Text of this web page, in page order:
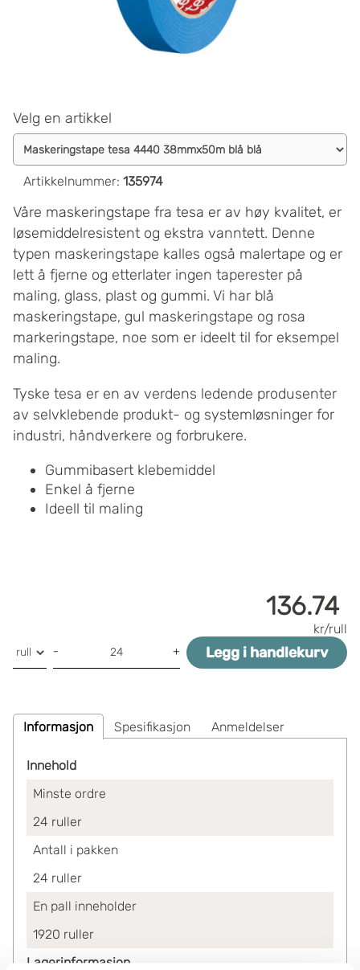
Velg en artikkel
Artikkelnummer: 135974
Våre maskeringstape fra tesa er av høy kvalitet, er
løsemiddelresistent og ekstra vanntett. Denne
typen maskeringstape kalles også malertape og er
lett å fjerne og etterlater ingen taperester på
maling, glass, plast og gummi. Vi har blå
maskeringstape, gul maskeringstape og rosa
markeringstape, noe som er ideelt til for eksempel
maling.
Tyske tesa er en av verdens ledende produsenter
av selvklebende produkt- og systemløsninger for
industri, håndverkere og forbrukere.
Gummibasert klebemiddel
Enkel å fjerne
Ideell til maling
136.74
kr/rull
- + Legg i handlekurv
Informasjon Spesifikasjon Anmeldelser
Innehold
Minste ordre
24 ruller
Antall i pakken
24 ruller
En pall inneholder
1920 ruller
Lagerinformasjon